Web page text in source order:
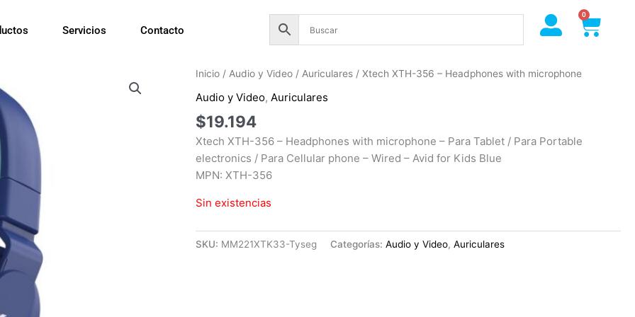
Servicios Contacto
0
Cart
Inicio / Audio y Video / Auriculares / Xtech XTH-356 – Headphones with microphone
Audio y Video,Auriculares
$19.194
Xtech XTH-356 – Headphones with microphone – Para Tablet / Para Portable
electronics / Para Cellular phone – Wired – Avid for Kids Blue
MPN: XTH-356
Sin existencias
SKU: MM221XTK33-Tyseg Categorías:Audio y Video,Auriculares